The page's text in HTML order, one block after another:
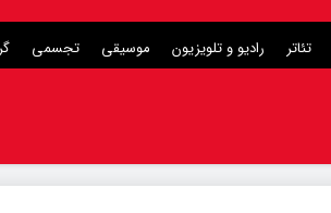
تئاتر رادیو و تلویزیون موسیقی تجسمی